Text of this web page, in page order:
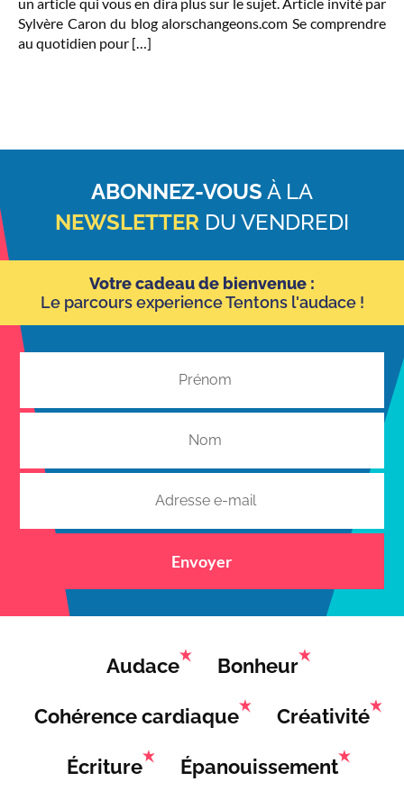
Sylvère Caron du blog alorschangeons.com Se comprendre
au quotidien pour […]
ABONNEZ-VOUS À LA
NEWSLETTER DU VENDREDI
Votre cadeau de bienvenue :
Le parcours experience Tentons l'audace !
Envoyer
Audace Bonheur
Cohérence cardiaque Créativité
Écriture Épanouissement